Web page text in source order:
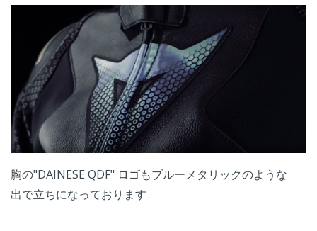
胸の"DAINESE QDF" ロゴもブルーメタリックのような
出で立ちになっております